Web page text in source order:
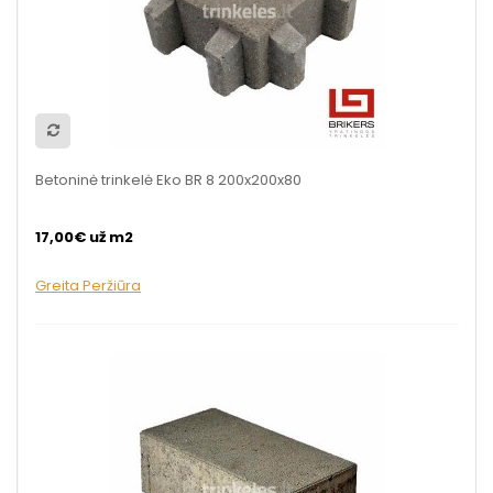
Betoninė trinkelė Eko BR 8 200x200x80
17,00€ už m2
Greita Peržiūra